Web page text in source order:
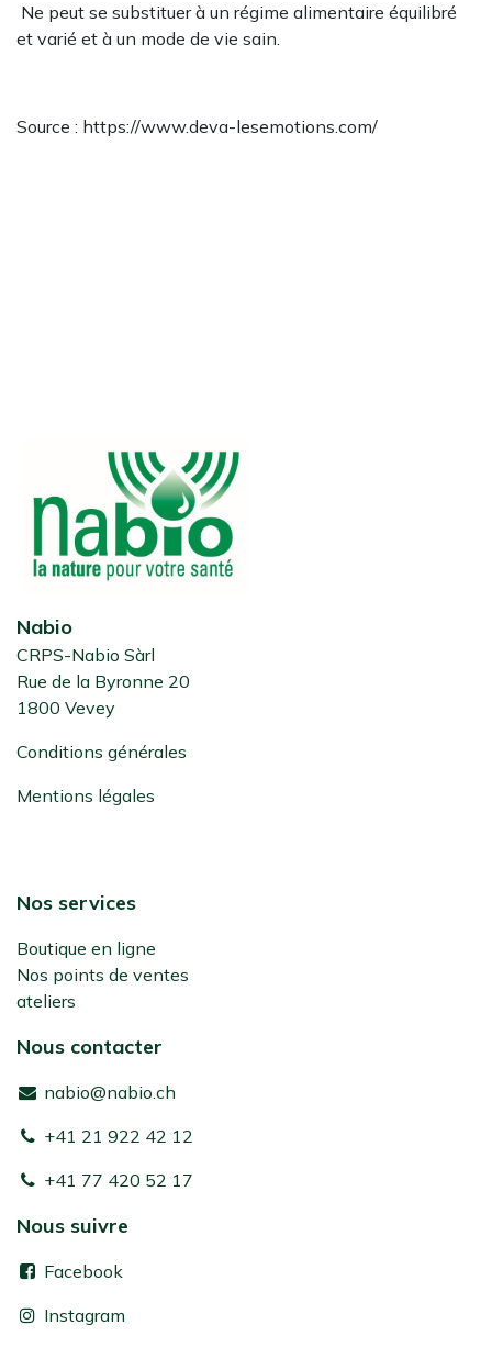
Ne peut se substituer à un régime alimentaire équilibré
et varié et à un mode de vie sain.
Source : https://www.deva-lesemotions.com/
Nabio
CRPS-Nabio Sàrl
Rue de la Byronne 20
1800 Vevey
Conditions générales
Mentions légales
Nos services
Boutique en ligne
Nos points de ventes
ateliers
Nous contacter
nabio@nabio.ch
+41 21 922 42 12
+41 77 420 52 17
Nous suivre
Facebook
Instagram